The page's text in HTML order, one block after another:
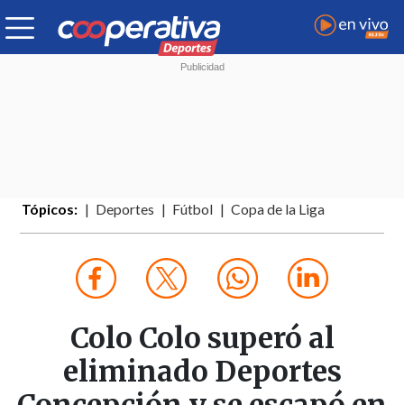
Tópicos: Deportes Fútbol Copa de la Liga
Colo Colo superó al
eliminado Deportes